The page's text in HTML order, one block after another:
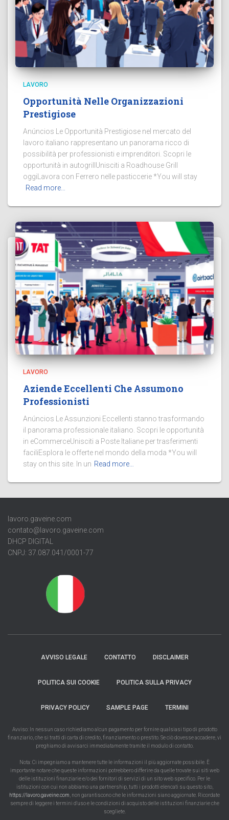
LAVORO
Opportunità Nelle Organizzazioni
Prestigiose
Anúncios Le Opportunità Prestigiose nel mercato del
lavoro italiano rappresentano un panorama ricco di
possibilità per professionisti e imprenditori. Scopri le
opportunità in autogrillUnisciti a Roadhouse Grill
oggiLavora con Ferrero nelle pasticcerie *You will stay
Read more…
LAVORO
Aziende Eccellenti Che Assumono
Professionisti
Anúncios Le Assunzioni Eccellenti stanno trasformando
il panorama professionale italiano. Scopri le opportunità
in eCommerceUnisciti a Poste Italiane per trasferimenti
faciliEsplora le offerte nel mondo della moda *You will
stay on this site. In un Read more…
lavoro.gaveine.com
contato@lavoro.gaveine.com
DHCP DIGITAL
CNPJ: 37.087.041/0001-77
AVVISO LEGALE CONTATTO DISCLAIMER
POLITICA SUI COOKIE POLITICA SULLA PRIVACY
PRIVACY POLICY SAMPLE PAGE TERMINI
Avviso: In nessun caso richiediamo alcun pagamento per fornire qualsiasi tipo di prodotto
finanziario, che si tratti di carta di credito, finanziamento o prestito. Se ciò dovesse accadere, vi
preghiamo di avvisarci immediatamente tramite il modulo di contatto.
Nota: Ci impegniamo a mantenere tutte le informazioni il più aggiornate possibile. È
importante notare che queste informazioni potrebbero differire da quelle trovate sui siti web
delle istituzioni finanziarie e/o dei fornitori di servizi di un sito web specifico. Per le
istituzioni con cui non abbiamo una partnership, tutti i prodotti elencati su questo sito,
https://lavoro.gaveine.com , non garantiscono che le informazioni siano aggiornate. Ricordate
sempre di leggere i termini d'uso e le condizioni di acquisto delle istituzioni finanziarie che
scegliete.